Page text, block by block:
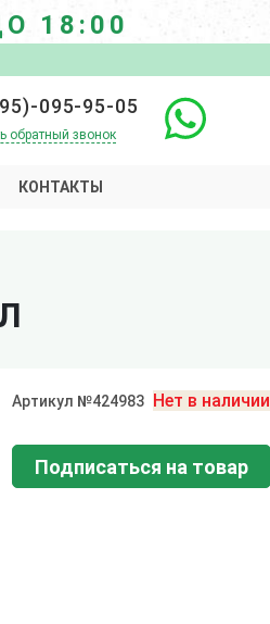
18:00
095-95-05
обратный звонок
КОНТАКТЫ
Артикул №424983 Нет в наличии
Подписаться на товар